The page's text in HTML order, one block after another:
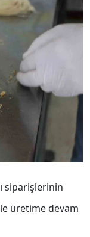
siparişlerinin
üretime devam